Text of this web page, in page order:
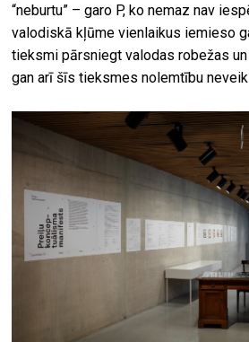
“neburtu” – garo P, ko nemaz nav
valodiskā kļūme vienlaikus iemieso
tieksmi pārsniegt valodas robežas
gan arī šīs tieksmes nolemtību